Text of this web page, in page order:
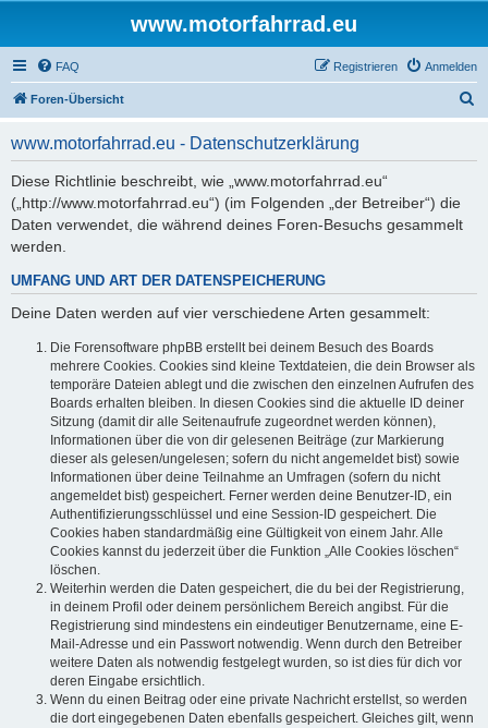
www.motorfahrrad.eu
FAQ Anmelden
Registrieren
Foren-Übersicht
www.motorfahrrad.eu - Datenschutzerklärung
Diese Richtlinie beschreibt, wie „www.motorfahrrad.eu“
(„http://www.motorfahrrad.eu“) (im Folgenden „der Betreiber“) die
Daten verwendet, die während deines Foren-Besuchs gesammelt
werden.
UMFANG UND ART DER DATENSPEICHERUNG
Deine Daten werden auf vier verschiedene Arten gesammelt:
Die Forensoftware phpBB erstellt bei deinem Besuch des Boards
mehrere Cookies. Cookies sind kleine Textdateien, die dein Browser als
temporäre Dateien ablegt und die zwischen den einzelnen Aufrufen des
Boards erhalten bleiben. In diesen Cookies sind die aktuelle ID deiner
Sitzung (damit dir alle Seitenaufrufe zugeordnet werden können),
Informationen über die von dir gelesenen Beiträge (zur Markierung
dieser als gelesen/ungelesen; sofern du nicht angemeldet bist) sowie
Informationen über deine Teilnahme an Umfragen (sofern du nicht
angemeldet bist) gespeichert. Ferner werden deine Benutzer-ID, ein
Authentifizierungsschlüssel und eine Session-ID gespeichert. Die
Cookies haben standardmäßig eine Gültigkeit von einem Jahr. Alle
Cookies kannst du jederzeit über die Funktion „Alle Cookies löschen“
löschen.
Weiterhin werden die Daten gespeichert, die du bei der Registrierung,
in deinem Profil oder deinem persönlichem Bereich angibst. Für die
Registrierung sind mindestens ein eindeutiger Benutzername, eine E-
Mail-Adresse und ein Passwort notwendig. Wenn durch den Betreiber
weitere Daten als notwendig festgelegt wurden, so ist dies für dich vor
deren Eingabe ersichtlich.
Wenn du einen Beitrag oder eine private Nachricht erstellst, so werden
die dort eingegebenen Daten ebenfalls gespeichert. Gleiches gilt, wenn